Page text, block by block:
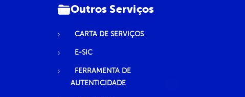
Outros Serviços
CARTA DE SERVIÇOS
E-SIC
FERRAMENTA DE
AUTENTICIDADE